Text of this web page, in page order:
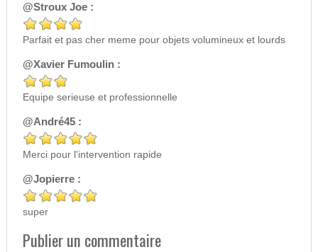
@Stroux Joe :
Parfait et pas cher meme pour objets volumineux et lourds
@Xavier Fumoulin :
Equipe serieuse et professionnelle
@André45 :
Merci pour l'intervention rapide
@Jopierre :
super
Publier un commentaire